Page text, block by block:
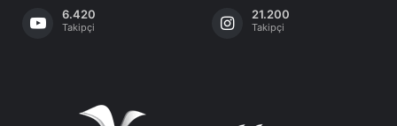
6.420
Takipçi
21.200
Takipçi